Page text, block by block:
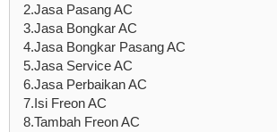
2.Jasa Pasang AC
3.Jasa Bongkar AC
4.Jasa Bongkar Pasang AC
5.Jasa Service AC
6.Jasa Perbaikan AC
7.Isi Freon AC
8.Tambah Freon AC